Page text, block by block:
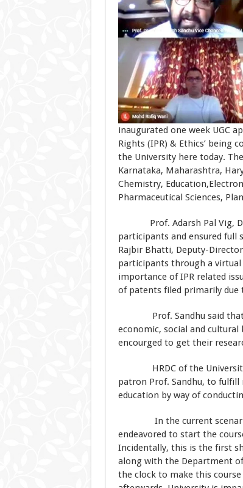
inaugurated one week UGC
Rights (IPR) & Ethics’ being
the University here today.
Karnataka, Maharashtra,
Chemistry,
Pharmaceutical Sciences,
Prof. Adarsh Pal Vig,
participants and ensured full
Rajbir Bhatti, Deputy-
participants through a
importance of IPR related
of patents filed primarily due
Prof. Sandhu said that
economic, social and cultural
encourged to get their
HRDC of the University
patron Prof. Sandhu, to
education by way of
In the current scenario,
endeavored to start the
Incidentally, this is the first
along with the Department
the clock to make this